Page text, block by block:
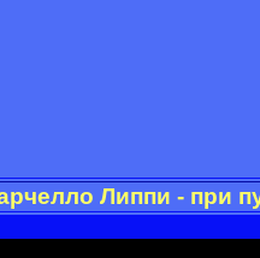
Липпи - при